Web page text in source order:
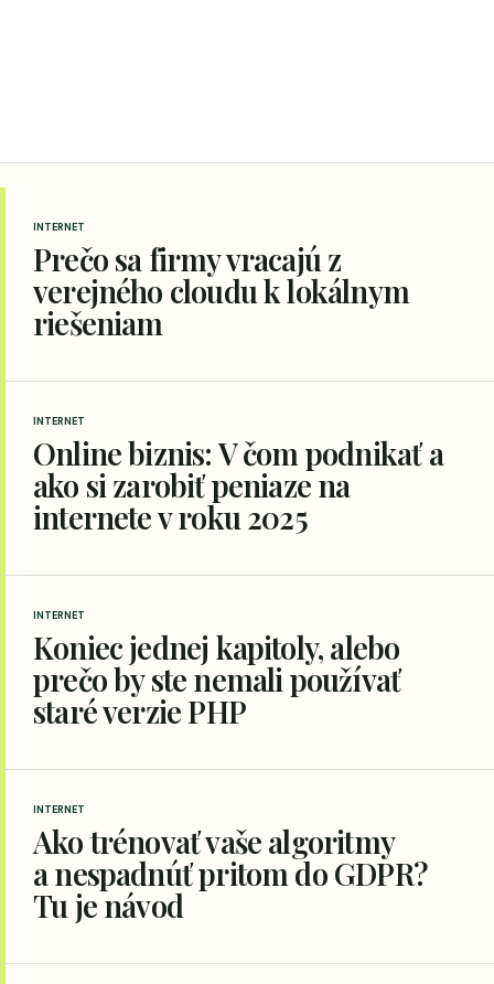
INTERNET
Prečo sa firmy vracajú z
verejného cloudu k lokálnym
riešeniam
INTERNET
Online biznis: V čom podnikať a
ako si zarobiť peniaze na
internete v roku 2025
INTERNET
Koniec jednej kapitoly, alebo
prečo by ste nemali používať
staré verzie PHP
INTERNET
Ako trénovať vaše algoritmy
a nespadnúť pritom do GDPR?
Tu je návod